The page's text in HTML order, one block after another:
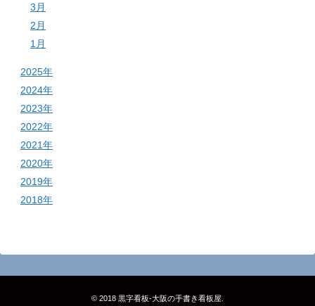
3月
2月
1月
2025年
2024年
2023年
2022年
2021年
2020年
2019年
2018年
© 2018 黒字看板‐大阪の手書き看板屋